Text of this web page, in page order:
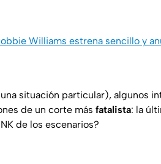
Williams estrena sencillo y
situación particular), algunos
de un corte más fatalista: la
de los escenarios?